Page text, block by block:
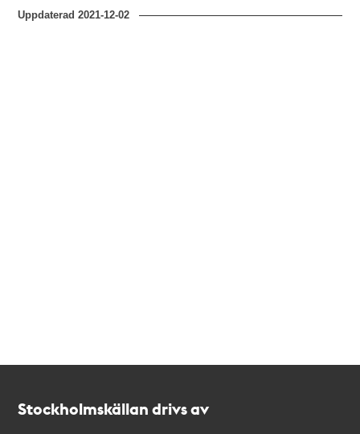
Uppdaterad2021-12-02
Stockholmskällan drivs av